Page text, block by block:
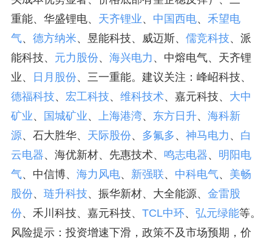
重能、华盛锂电、 天齐锂业、 中国西电、 禾望电
气、 德方纳米、昱能科技、威迈斯、 儒竞科技、派
能科技、 元力股份、 海兴电力 、中熔电气、天齐锂
业、
日月股份、三一重能。建议关注：峰岹科技、
德福科技、 宏工科技、 维科技术、嘉元科技、 大中
矿业、 国城矿业、 上海港湾、 东方日升、 海科新
源、石大胜华、 天际股份、 多氟多 、 神马电力 、 白
云电器、海优新材、先惠技术、 鸣志电器、 明阳电
气、中信博、 海力风电、 新强联、 中科电气、 美畅
股份、 琏升科技、振华新材、大全能源、 金雷股
份、禾川科技、嘉元科技、 TCL中环、 弘元绿能等。
风险提示：投资增速下滑，政策不及市场预期，价